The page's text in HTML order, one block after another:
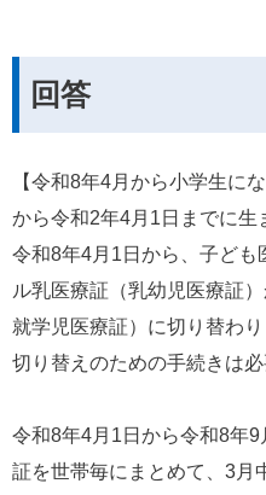
回答
【令和8年4月から小学生に
から令和2年4月1日までに生
令和8年4月1日から、子ども
ル乳医療証（乳幼児医療証
就学児医療証）に切り替わり
切り替えのための手続きは必
令和8年4月1日から令和8年
証を世帯毎にまとめて、3月